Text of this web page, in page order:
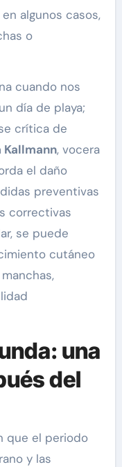
en algunos casos,
o
cuando nos
día de playa;
crítica de
Kallmann, vocera
el daño
preventivas
correctivas
se puede
cutáneo
una
del
que el periodo
y las